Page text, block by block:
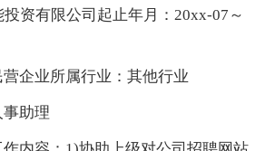
有限公司起止年月：20xx-07～
业所属行业：其他行业
助理